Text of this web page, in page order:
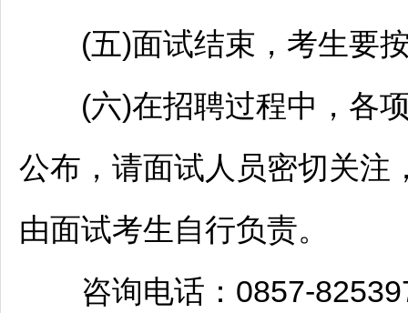
(五)面试结束，考生要按
(六)在招聘过程中，各
公布，请面试人员密切关注
由面试考生自行负责。
咨询电话：0857-